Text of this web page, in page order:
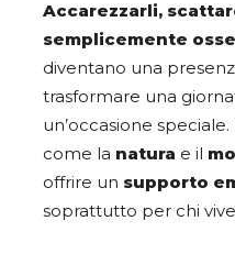
Accarezzarli,
semplicemente
diventano una
trasformare una
un’occasione
come la natura e il
offrire un supporto
soprattutto per chi